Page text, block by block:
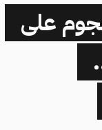
هجوم على